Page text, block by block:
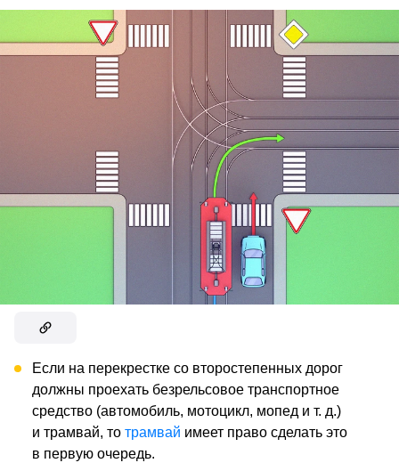
Если на перекрестке со второстепенных дорог
должны проехать безрельсовое транспортное
средство (автомобиль, мотоцикл, мопед и т. д.)
и трамвай, то трамвай имеет право сделать это
в первую очередь.